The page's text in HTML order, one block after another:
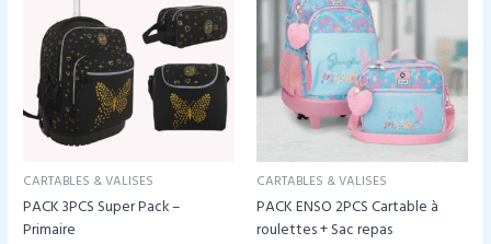
CARTABLES & VALISES
PACK 3PCS Super Pack –
Primaire
CARTABLES & VALISES
PACK ENSO 2PCS Cartable à
roulettes + Sac repas